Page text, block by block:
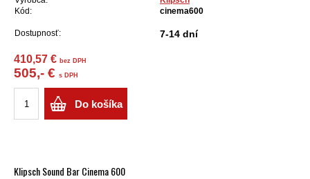
Kód:
cinema600
Dostupnosť: 7-14 dní
410,57 € bez DPH
505,- € s DPH
Do košíka
Klipsch Sound Bar Cinema 600